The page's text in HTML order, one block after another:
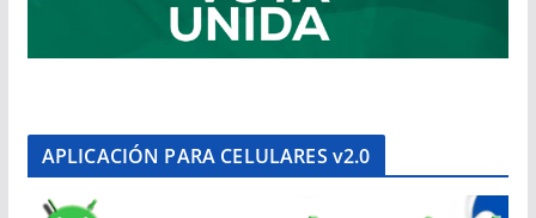
APLICACIÓN PARA CELULARES v2.0